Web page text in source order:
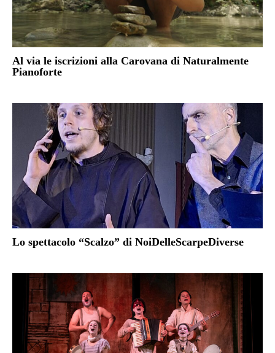
Al via le iscrizioni alla Carovana di Naturalmente
Pianoforte
Lo spettacolo “Scalzo” di NoiDelleScarpeDiverse